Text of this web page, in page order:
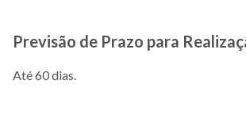
Previsão de Prazo para
Até 60 dias.